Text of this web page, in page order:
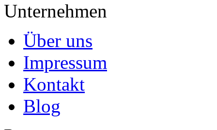
Unternehmen
Über uns
Impressum
Kontakt
Blog